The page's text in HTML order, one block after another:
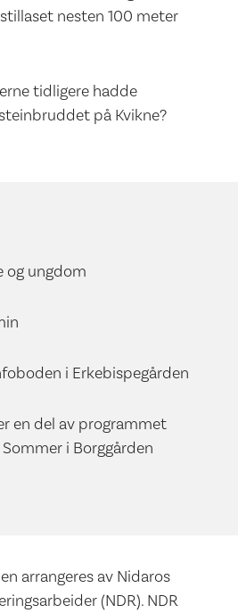
nesten 100 meter
tidligere hadde
på Kvikne?
og ungdom
i Erkebispegården
en del av programmet
i Borggården
arrangeres av Nidaros
(NDR). NDR